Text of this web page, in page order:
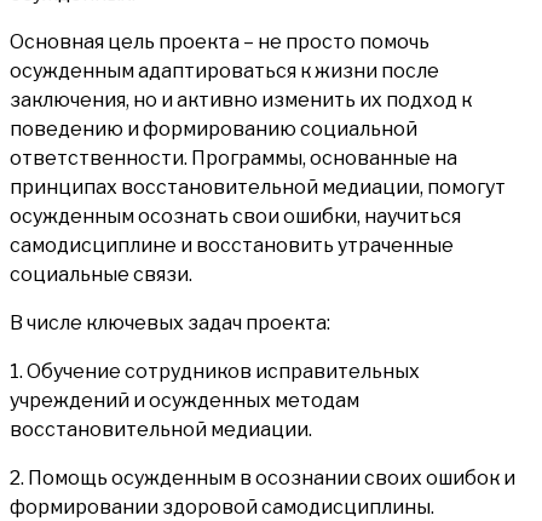
Основная цель проекта – не просто помочь
осужденным адаптироваться к жизни после
заключения, но и активно изменить их подход к
поведению и формированию социальной
ответственности. Программы, основанные на
принципах восстановительной медиации, помогут
осужденным осознать свои ошибки, научиться
самодисциплине и восстановить утраченные
социальные связи.
В числе ключевых задач проекта:
1. Обучение сотрудников исправительных
учреждений и осужденных методам
восстановительной медиации.
2. Помощь осужденным в осознании своих ошибок и
формировании здоровой самодисциплины.